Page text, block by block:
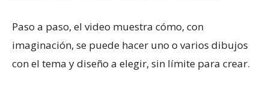
Paso a paso, el video muestra cómo, con
imaginación, se puede hacer uno o varios dibujos
con el tema y diseño a elegir, sin límite para crear.